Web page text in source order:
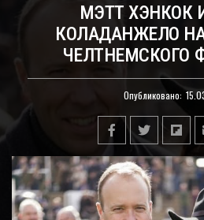
МЭТТ ХЭНКОК
КОЛАДАНЖЕЛО
ЧЕЛТНЕМСКОГО
Опубликовано: